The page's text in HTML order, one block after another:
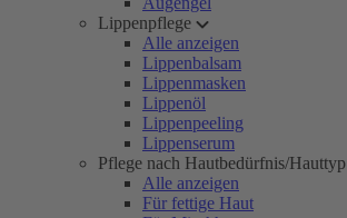
Lippenpflege
Alle anzeigen
Lippenbalsam
Lippenmasken
Lippenöl
Lippenpeeling
Lippenserum
Pflege nach Hautbedürfnis/Hauttyp
Alle anzeigen
Für fettige Haut